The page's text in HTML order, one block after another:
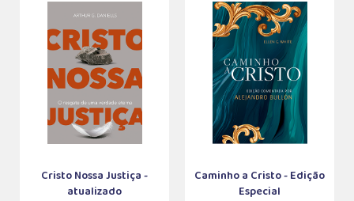
Cristo Nossa Justiça -
atualizado
Caminho a Cristo - Edição
Especial